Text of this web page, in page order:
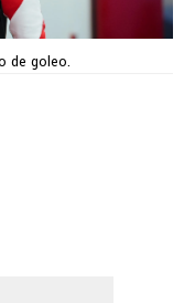
de goleo.